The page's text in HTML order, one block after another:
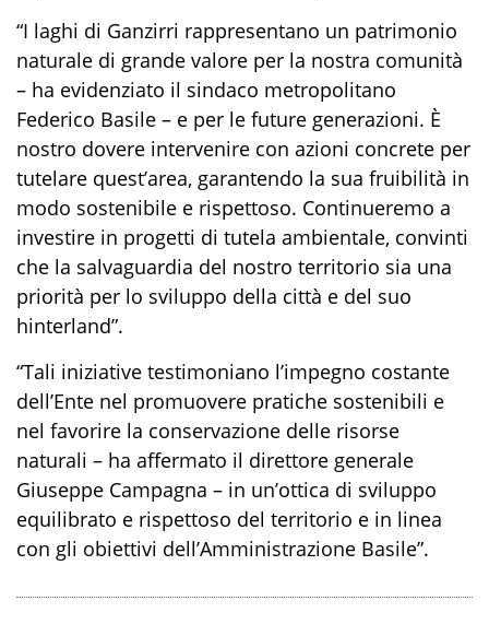
“I laghi di Ganzirri rappresentano un patrimonio
naturale di grande valore per la nostra comunità
– ha evidenziato il sindaco metropolitano
Federico Basile – e per le future generazioni. È
nostro dovere intervenire con azioni concrete per
tutelare quest’area, garantendo la sua fruibilità in
modo sostenibile e rispettoso. Continueremo a
investire in progetti di tutela ambientale, convinti
che la salvaguardia del nostro territorio sia una
priorità per lo sviluppo della città e del suo
hinterland”.
“Tali iniziative testimoniano l’impegno costante
dell’Ente nel promuovere pratiche sostenibili e
nel favorire la conservazione delle risorse
naturali – ha affermato il direttore generale
Giuseppe Campagna – in un’ottica di sviluppo
equilibrato e rispettoso del territorio e in linea
con gli obiettivi dell’Amministrazione Basile”.